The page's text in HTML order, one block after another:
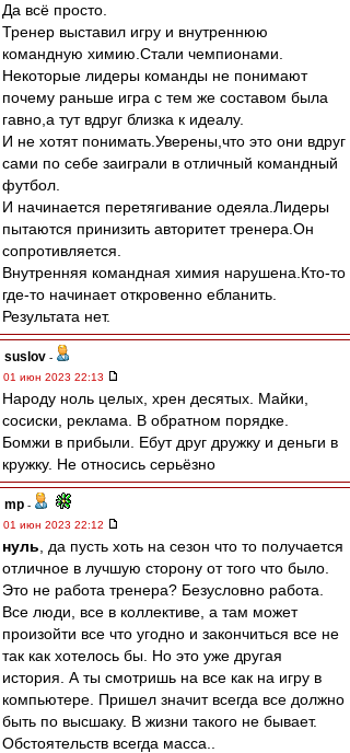
Да всё просто.
Тренер выставил игру и внутреннюю
командную химию.Стали чемпионами.
Некоторые лидеры команды не понимают
почему раньше игра с тем же составом была
гавно,а тут вдруг близка к идеалу.
И не хотят понимать.Уверены,что это они вдруг
сами по себе заиграли в отличный командный
футбол.
И начинается перетягивание одеяла.Лидеры
пытаются принизить авторитет тренера.Он
сопротивляется.
Внутренняя командная химия нарушена.Кто-то
где-то начинает откровенно ебланить.
Результата нет.
suslov -
01 июн 2023 22:13
Народу ноль целых, хрен десятых. Майки,
сосиски, реклама. В обратном порядке.
Бомжи в прибыли. Ебут друг дружку и деньги в
кружку. Не относись серьёзно
mp -
01 июн 2023 22:12
нуль , да пусть хоть на сезон что то получается
отличное в лучшую сторону от того что было.
Это не работа тренера? Безусловно работа.
Все люди, все в коллективе, а там может
произойти все что угодно и закончиться все не
так как хотелось бы. Но это уже другая
история. А ты смотришь на все как на игру в
компьютере. Пришел значит всегда все должно
быть по высшаку. В жизни такого не бывает.
Обстоятельств всегда масса..